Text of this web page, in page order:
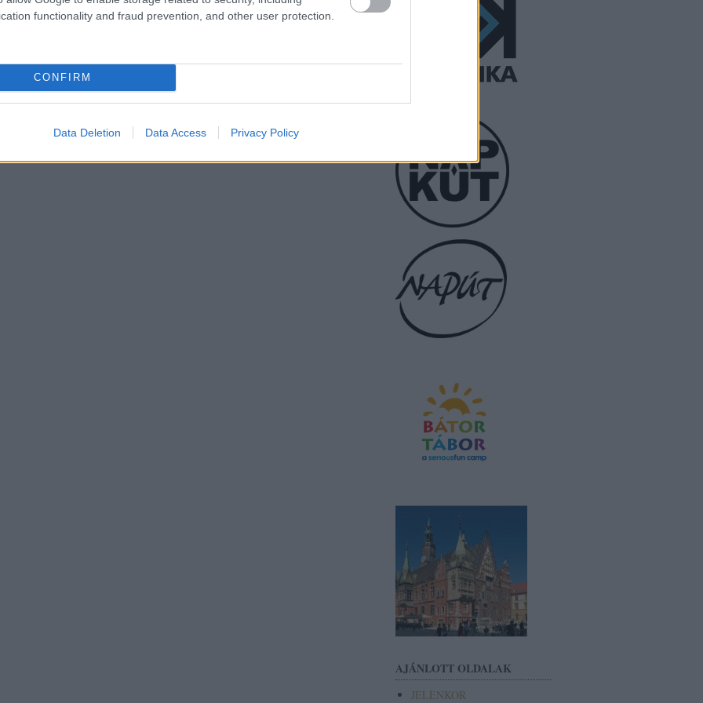
functionality and fraud prevention, and other user protection.
CONFIRM
Data Deletion Data Access Privacy Policy
AJÁNLOTT OLDALAK
JELENKOR